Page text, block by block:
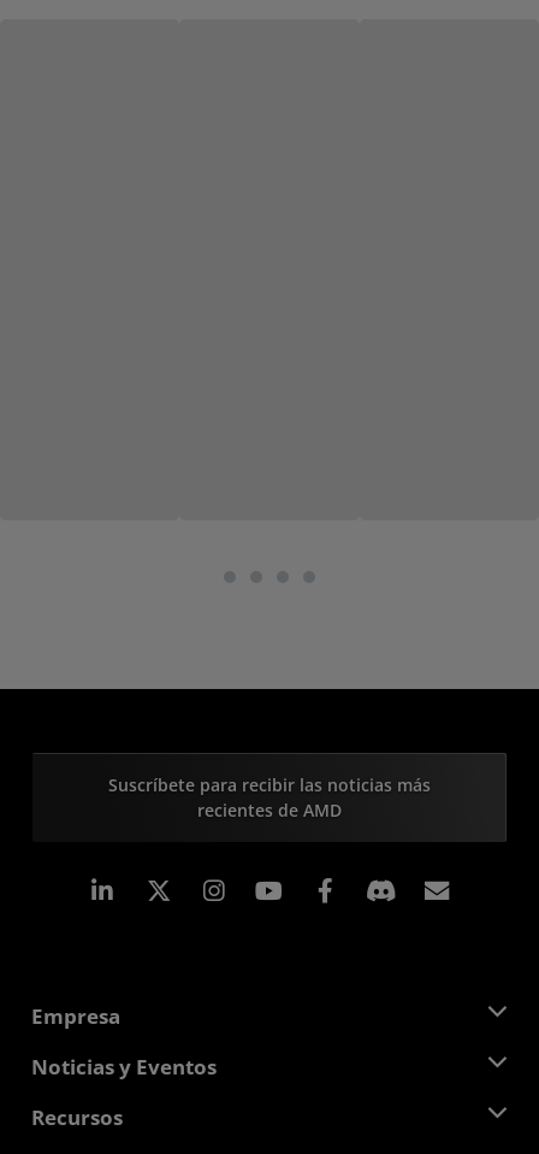
Suscríbete para recibir las noticias más
recientes de AMD
LinkedIn Instagram Facebook
Empresa
Acerca de AMD
Responsabilidad corporativa
Noticias y Eventos
Sala de prensa
Recursos